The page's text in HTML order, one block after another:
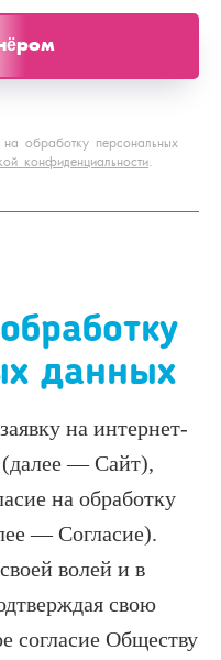
обработку персональных
конфиденциальности
данных
на интернет-
(далее — Сайт),
на обработку
— Согласие).
волей и в
свою
согласие Обществу